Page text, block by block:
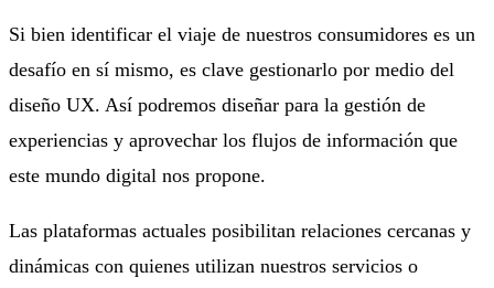
Si bien identificar el viaje de nuestros consumidores es un
desafío en sí mismo, es clave gestionarlo por medio del
diseño UX. Así podremos diseñar para la gestión de
experiencias y aprovechar los flujos de información que
este mundo digital nos propone.
Las plataformas actuales posibilitan relaciones cercanas y
dinámicas con quienes utilizan nuestros servicios o